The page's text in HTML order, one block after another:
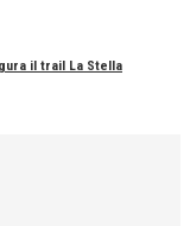
il trail La Stella